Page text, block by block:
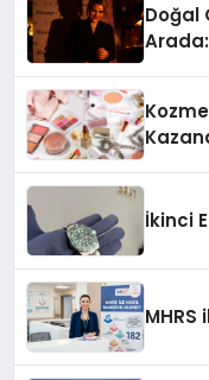
Doğal
Arada:
İkinci
MHRS